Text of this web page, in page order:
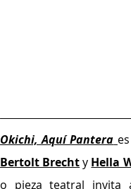
Okichi, Aquí Pantera
Bertolt Brecht y Hella
o pieza teatral invita